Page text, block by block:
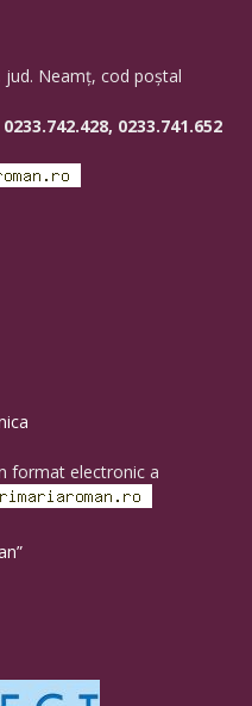
jud. Neamţ, cod poştal
0233.741.652
format electronic a